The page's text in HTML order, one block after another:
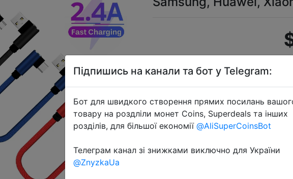
Підпишись на канали та бот у Telegram:
Бот для швидкого створення прямих посилань
товару на роздліли монет Coins, Superdeals та інших
розділів, для більшої економії @AliSuperCoinsBot
Телеграм канал зі знижками виключно для України
@ZnyzkaUa